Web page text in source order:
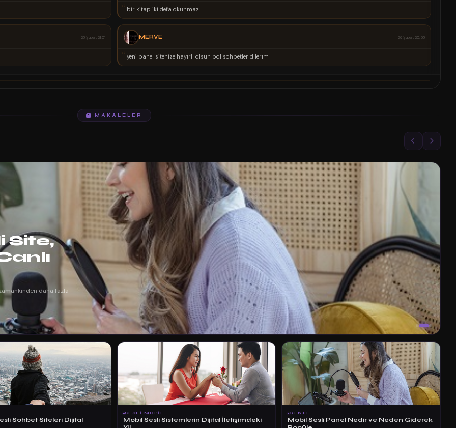
Gerçek Güzellik Kalptedir Anlayana
02 Şubat 00:25 KüBRa 02 Şubat 00:21
Herkes Burada Sen Nerdesin...
MAKALELER
Site,
daha fazla
Sohbet Siteleri Dijital
SESLI MOBIL
Mobil Sesli Sistemlerin Dijital İletişimdeki
GENEL
Mobil Sesli Panel Nedir ve Neden Giderek